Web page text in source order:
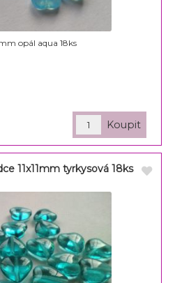
opál aqua 18ks
11x11mm tyrkysová 18ks